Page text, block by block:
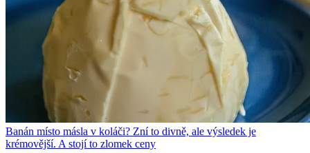
Banán místo másla v koláči? Zní to divně, ale výsledek je
krémovější. A stojí to zlomek ceny